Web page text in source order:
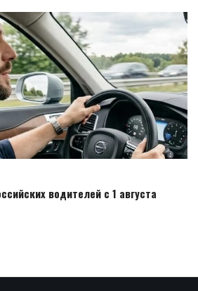
водителей с 1 августа